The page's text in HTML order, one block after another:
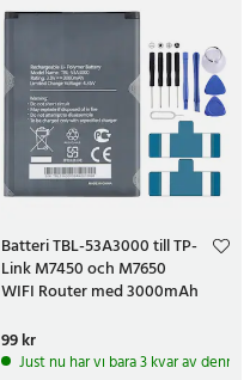
Batteri TBL-53A3000 till TP-
Link M7450 och M7650
WIFI Router med 3000mAh
Pris:
99 kr
Just nu har vi bara 3 kvar av denna